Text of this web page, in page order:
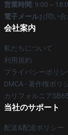
営業時間: 9:00～
電子メールお問い
会社案内
私たちについて
利用規約
プライバシーポリシ
DMCA - 著作権ポリ
カリフォルニア
当社のサポート
配送&配送ポリシー